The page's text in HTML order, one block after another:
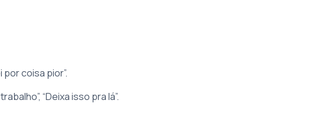
coisa pior”.
“Deixa isso pra lá”.